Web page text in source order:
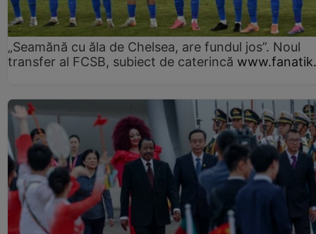
„Seamănă cu ăla de Chelsea, are fundul jos”. Noul
transfer al FCSB, subiect de caterincă